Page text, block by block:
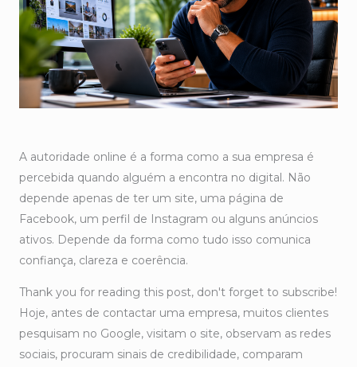
A autoridade online é a forma como a sua empresa é
percebida quando alguém a encontra no digital. Não
depende apenas de ter um site, uma página de
Facebook, um perfil de Instagram ou alguns anúncios
ativos. Depende da forma como tudo isso comunica
confiança, clareza e coerência.
Thank you for reading this post, don't forget to subscribe!
Hoje, antes de contactar uma empresa, muitos clientes
pesquisam no Google, visitam o site, observam as redes
sociais, procuram sinais de credibilidade, comparam